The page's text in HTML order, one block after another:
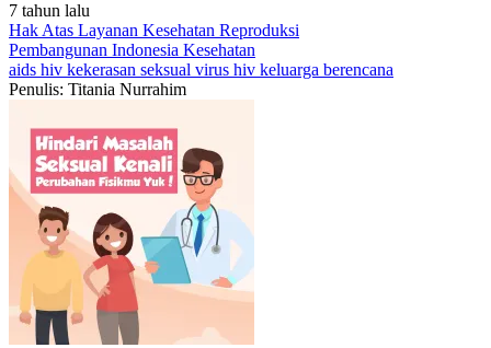
7 tahun lalu
Hak Atas Layanan Kesehatan Reproduksi
Pembangunan Indonesia Kesehatan
aids hiv kekerasan seksual virus hiv keluarga berencana
Penulis: Titania Nurrahim